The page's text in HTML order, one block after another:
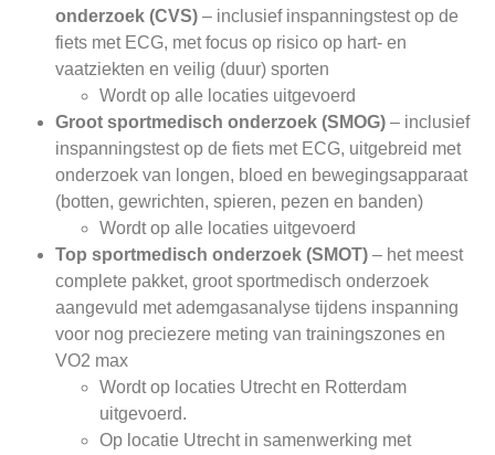
onderzoek (CVS) – inclusief inspanningstest op de
fiets met ECG, met focus op risico op hart- en
vaatziekten en veilig (duur) sporten
Wordt op alle locaties uitgevoerd
Groot sportmedisch onderzoek (SMOG) – inclusief
inspanningstest op de fiets met ECG, uitgebreid met
onderzoek van longen, bloed en bewegingsapparaat
(botten, gewrichten, spieren, pezen en banden)
Wordt op alle locaties uitgevoerd
Top sportmedisch onderzoek (SMOT) – het meest
complete pakket, groot sportmedisch onderzoek
aangevuld met ademgasanalyse tijdens inspanning
voor nog preciezere meting van trainingszones en
VO2 max
Wordt op locaties Utrecht en Rotterdam
uitgevoerd.
Op locatie Utrecht in samenwerking met